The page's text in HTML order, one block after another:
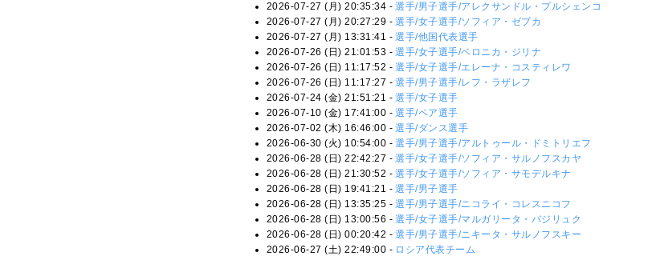
2026-07-27 (月) 20:35:34 -選手/男子選手/アレクサンドル・プルシェンコ
2026-07-27 (月) 20:27:29 -選手/女子選手/ソフィア・ゼプカ
2026-07-27 (月) 13:31:41 -選手/他国代表選手
2026-07-26 (日) 21:01:53 -選手/女子選手/ベロニカ・ジリナ
2026-07-26 (日) 11:17:52 -選手/女子選手/エレーナ・コスティレワ
2026-07-26 (日) 11:17:27 -選手/男子選手/レフ・ラザレフ
2026-07-24 (金) 21:51:21 -選手/女子選手
2026-07-10 (金) 17:41:00 -選手/ペア選手
2026-07-02 (木) 16:46:00 -選手/ダンス選手
2026-06-30 (火) 10:54:00 -選手/男子選手/アルトゥール・ドミトリエフ
2026-06-28 (日) 22:42:27 -選手/女子選手/ソフィア・サルノフスカヤ
2026-06-28 (日) 21:30:52 -選手/女子選手/ソフィア・サモデルキナ
2026-06-28 (日) 19:41:21 -選手/男子選手
2026-06-28 (日) 13:35:25 -選手/男子選手/ニコライ・コレスニコフ
2026-06-28 (日) 13:00:56 -選手/女子選手/マルガリータ・バジリュク
2026-06-28 (日) 00:20:42 -選手/男子選手/ニキータ・サルノフスキー
2026-06-27 (土) 22:49:00 - ロシア代表チーム